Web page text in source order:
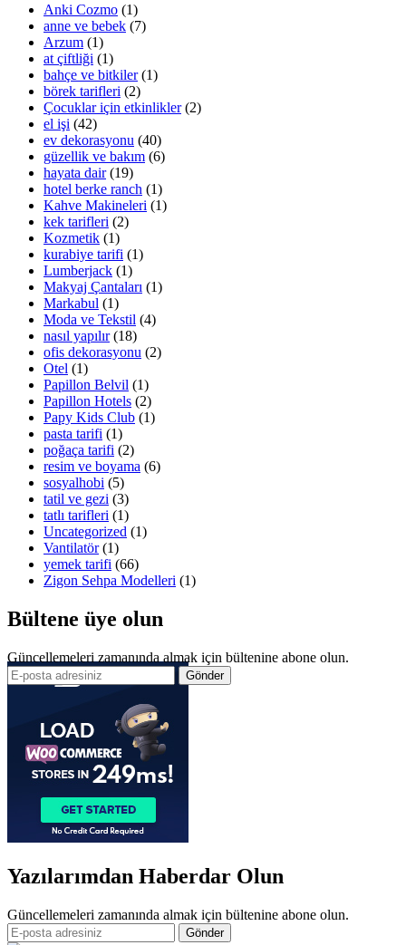
Anki Cozmo (1)
anne ve bebek (7)
Arzum (1)
at çiftliği (1)
bahçe ve bitkiler(1)
börek tarifleri (2)
Çocuklar için etkinlikler(2)
el işi (42)
ev dekorasyonu (40)
güzellik ve bakım (6)
hayata dair(19)
hotel berke ranch (1)
Kahve Makineleri (1)
kek tarifleri (2)
Kozmetik (1)
kurabiye tarifi (1)
Lumberjack (1)
Makyaj Çantaları (1)
Markabul (1)
Moda ve Tekstil (4)
nasıl yapılır(18)
ofis dekorasyonu (2)
Otel (1)
Papillon Belvil (1)
Papillon Hotels (2)
Papy Kids Club (1)
pasta tarifi (1)
poğaça tarifi (2)
resim ve boyama (6)
sosyalhobi (5)
tatil ve gezi (3)
tatlı tarifleri (1)
Uncategorized (1)
Vantilatör(1)
yemek tarifi (66)
Zigon Sehpa Modelleri (1)
Bültene üye olun
Güncellemeleri zamanında almak için bültenine abone olun.
Yazılarımdan Haberdar Olun
Güncellemeleri zamanında almak için bültenine abone olun.